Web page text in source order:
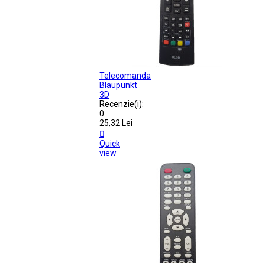
Telecomanda
Blaupunkt
3D
Recenzie(i):
0
25,32 Lei

Quick
view